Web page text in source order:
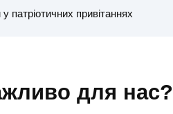
патріотичних привітаннях
для нас?